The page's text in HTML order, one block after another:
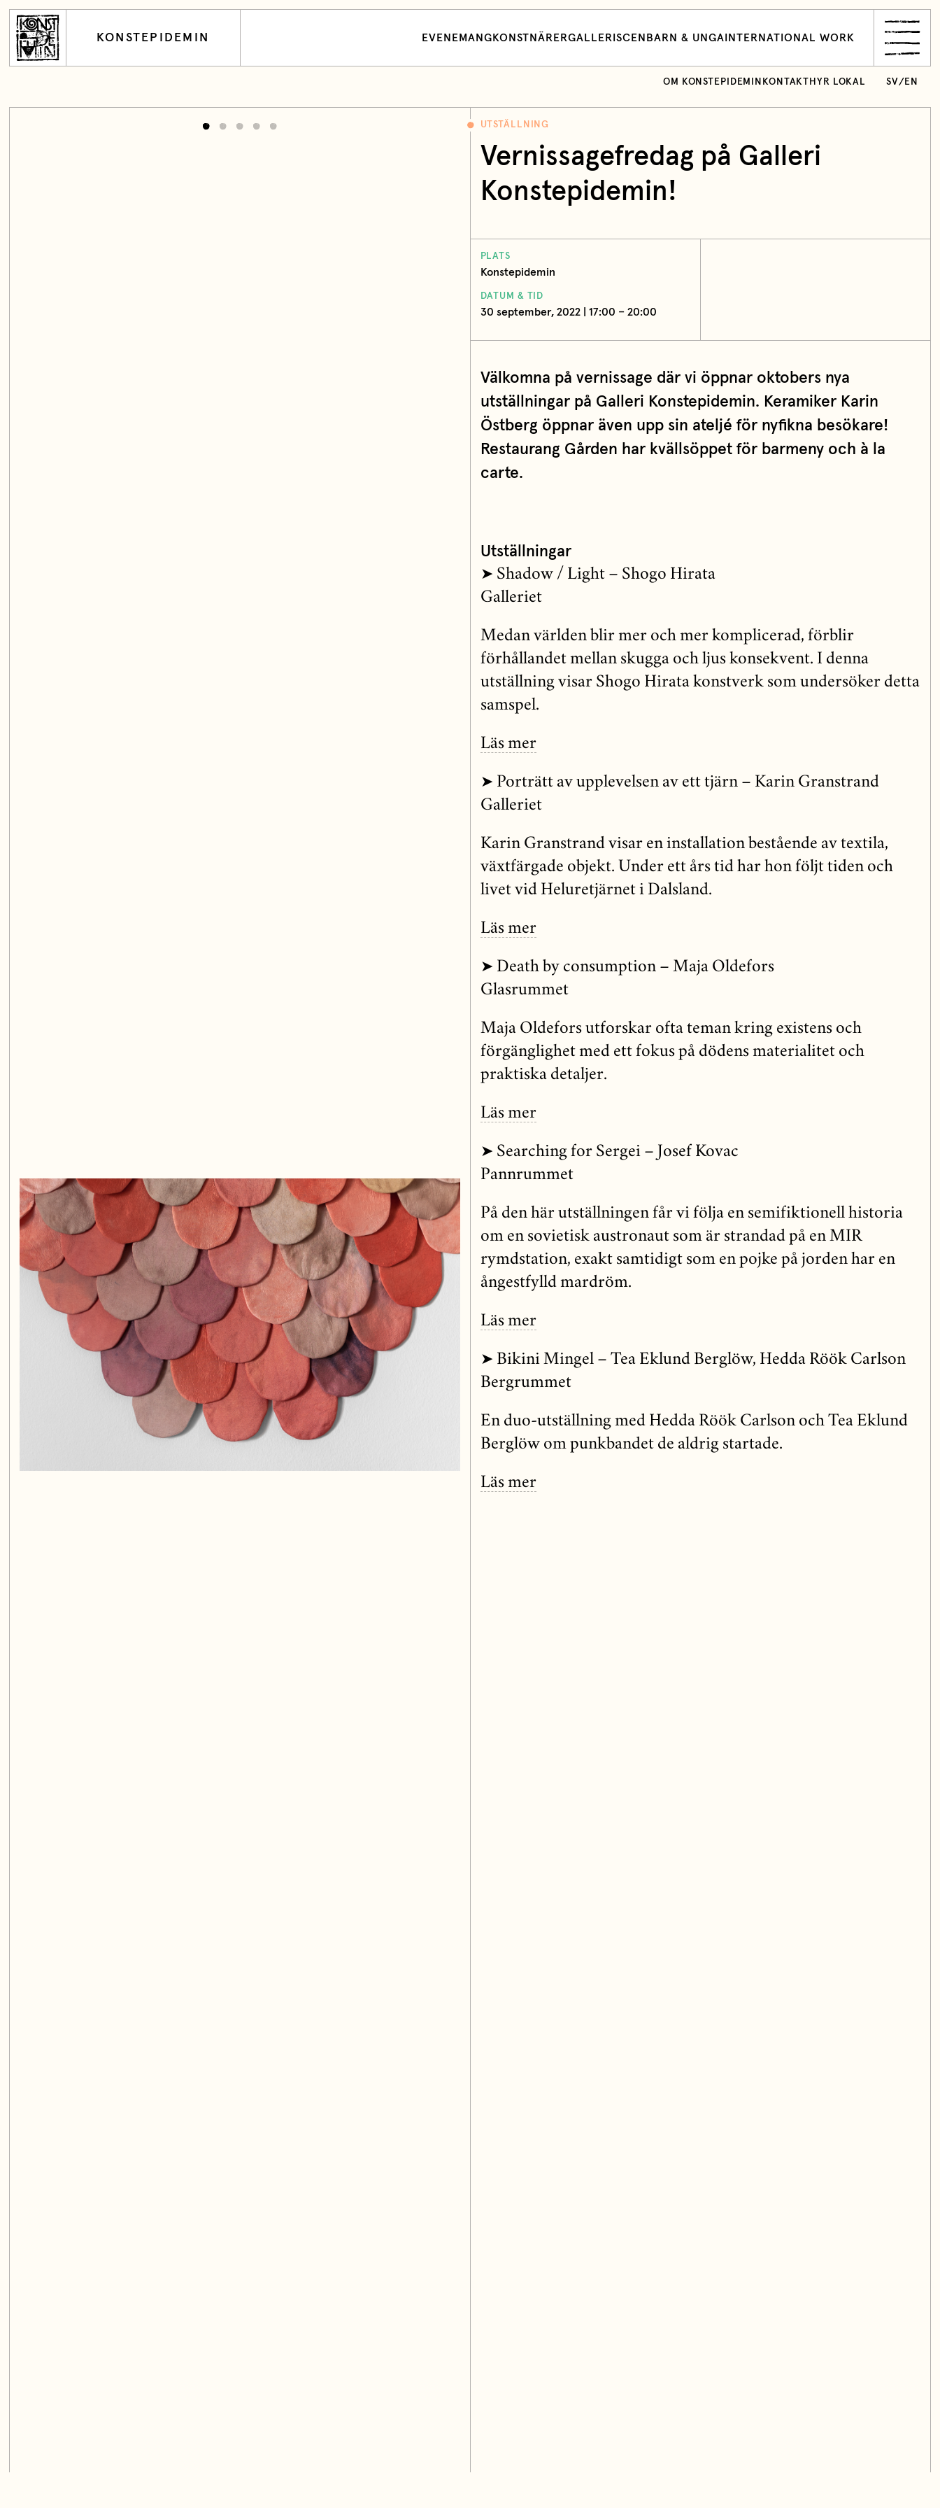
KONSTEPIDEMIN EVENEMANG KONSTNÄRERGALLERI SCEN BARN & UNGA INTERNATIONAL WORK
OM KONSTEPIDEMIN KONTAKT HYR LOKAL SV/ EN
UTSTÄLLNING
Vernissagefredag på Galleri
Konstepidemin!
PLATS
Konstepidemin
DATUM & TID
30 september, 2022 | 17:00 – 20:00
Välkomna på vernissage där vi öppnar oktobers nya
utställningar på Galleri Konstepidemin. Keramiker Karin
Östberg öppnar även upp sin ateljé för nyfikna besökare!
Restaurang Gården har kvällsöppet för barmeny och à la
carte.
Utställningar
➤ Shadow / Light – Shogo Hirata
Galleriet
Medan världen blir mer och mer komplicerad, förblir
förhållandet mellan skugga och ljus konsekvent. I denna
utställning visar Shogo Hirata konstverk som undersöker detta
samspel.
Läs mer
➤ Porträtt av upplevelsen av ett tjärn – Karin Granstrand
Galleriet
Karin Granstrand visar en installation bestående av textila,
växtfärgade objekt. Under ett års tid har hon följt tiden och
livet vid Heluretjärnet i Dalsland.
Läs mer
➤ Death by consumption – Maja Oldefors
Glasrummet
Maja Oldefors utforskar ofta teman kring existens och
förgänglighet med ett fokus på dödens materialitet och
praktiska detaljer.
Läs mer
➤ Searching for Sergei – Josef Kovac
Pannrummet
På den här utställningen får vi följa en semifiktionell historia
om en sovietisk austronaut som är strandad på en MIR
rymdstation, exakt samtidigt som en pojke på jorden har en
ångestfylld mardröm.
Läs mer
➤ Bikini Mingel – Tea Eklund Berglöw, Hedda Röök Carlson
Bergrummet
En duo-utställning med Hedda Röök Carlson och Tea Eklund
Berglöw om punkbandet de aldrig startade.
Läs mer